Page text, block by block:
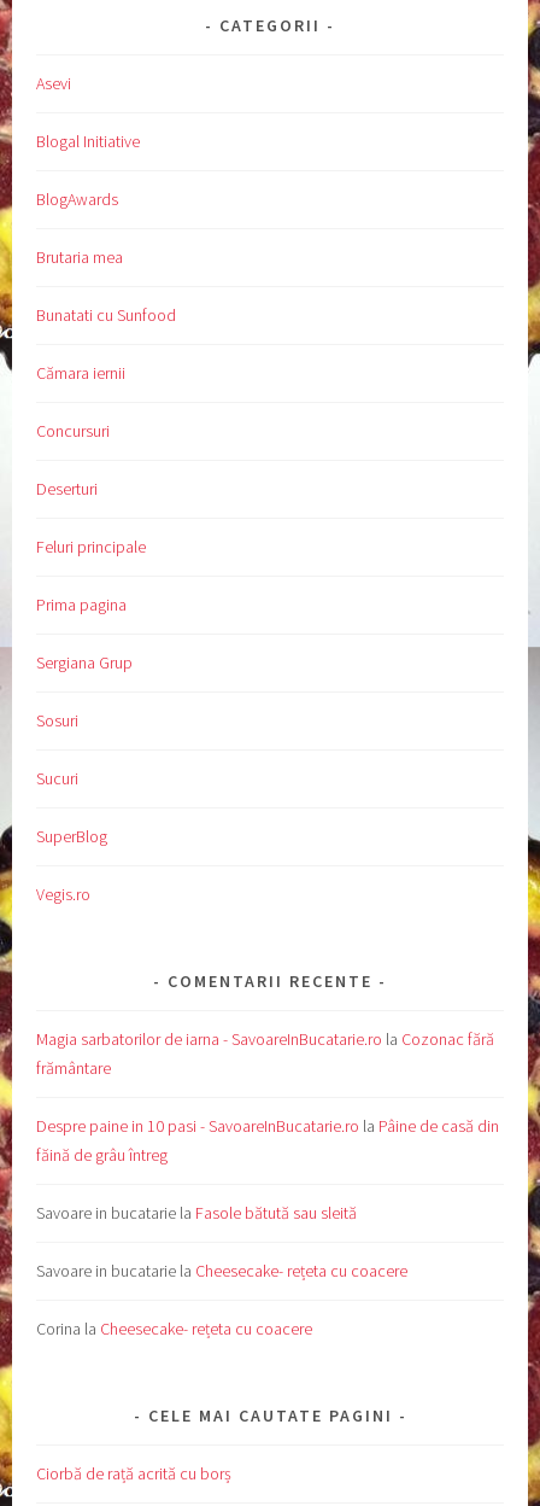
CATEGORII
Asevi
Blogal Initiative
BlogAwards
Brutaria mea
Bunatati cu Sunfood
Cămara iernii
Concursuri
Deserturi
Feluri principale
Prima pagina
Sergiana Grup
Sosuri
Sucuri
SuperBlog
Vegis.ro
COMENTARII RECENTE
Magia sarbatorilor de iarna - SavoareInBucatarie.ro la Cozonac fără
frământare
Despre paine in 10 pasi - SavoareInBucatarie.ro la Pâine de casă din
făină de grâu întreg
Savoare in bucatarie la Fasole bătută sau sleită
Savoare in bucatarie la Cheesecake- rețeta cu coacere
Corina la Cheesecake- rețeta cu coacere
CELE MAI CAUTATE PAGINI
Ciorbă de rață acrită cu borș